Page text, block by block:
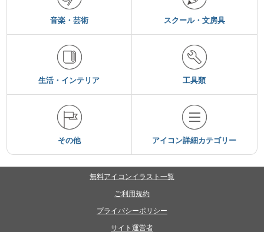
音楽・芸術 スクール・文房具
生活・インテリア 工具類
その他 アイコン詳細カテゴリー
無料アイコンイラスト一覧
ご利用規約
プライバシーポリシー
サイト運営者